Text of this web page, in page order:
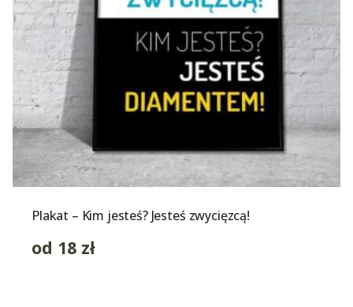
Plakat – Kim jesteś? Jesteś zwycięzcą!
od 18 zł